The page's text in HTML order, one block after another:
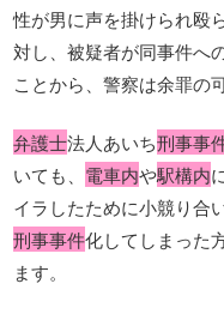
性が男に声を掛けられ殴
対し、被疑者が同事件へ
ことから、警察は余罪の
弁護士法人あいち刑事事
いても、 電車内や駅構内
イラしたために小競り合
刑事事件化してしまった
ます。